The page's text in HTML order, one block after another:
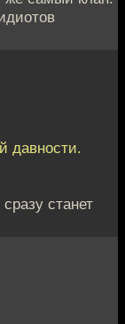
давности.
станет